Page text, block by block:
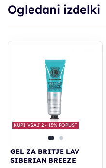
Ogledani izdelki
KUPI VSAJ 2 - 15% POPUST
GEL ZA BRITJE LAV
SIBERIAN BREEZE